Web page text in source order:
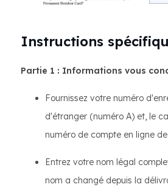
Instructions
Partie 1 : Informations vous
Fournissez votre numéro
d'étranger (numéro A) et, le
numéro de compte en ligne de
Entrez votre nom légal
nom a changé depuis la